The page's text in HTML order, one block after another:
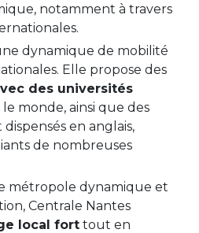
notamment à travers
dynamique de mobilité
Elle propose des
des universités
le monde, ainsi que des
en anglais,
de nombreuses
métropole dynamique et
Centrale Nantes
local fort tout en